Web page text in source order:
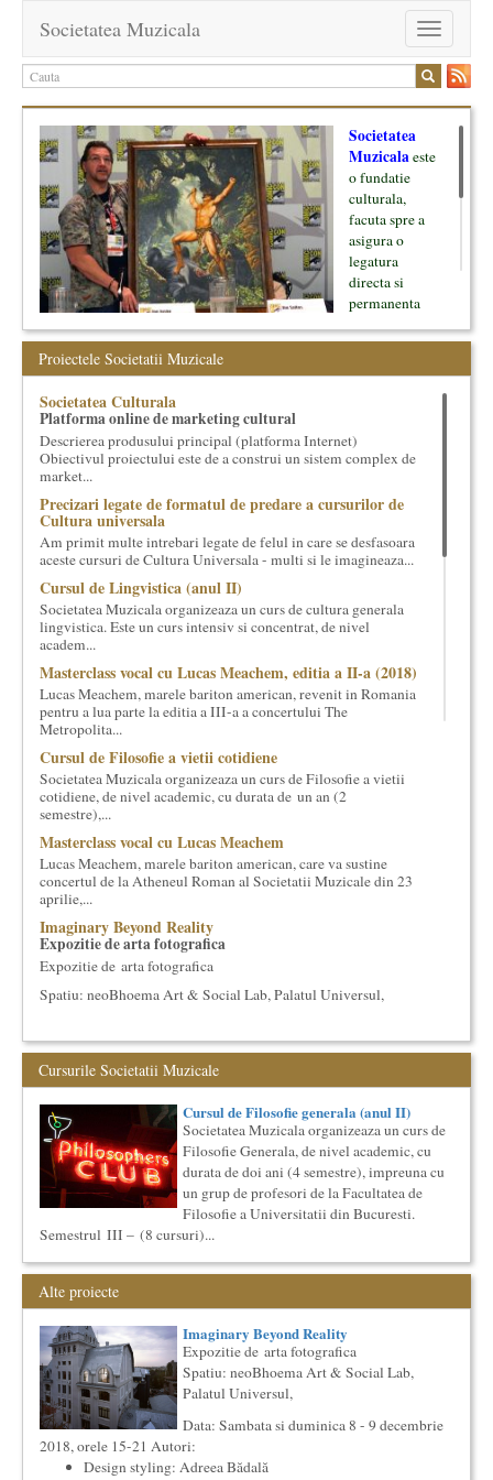
Toggle
navigation
Societatea Muzicala
Societatea
Muzicalaeste
o fundatie
culturala,
facuta spre a
asigura o
legatura
directa si
permanenta
oamenii ei, pe
inceput cu muzica clasica - si de aici numele -, insa acum
dezvoltam proiecte si in alte domenii ale culturii.
Facem management cultural, dezvoltam si administram proiecte
cultural si consultanta. Organizam concursuri, concerte si
evenimente culturale, private sau publice, tinem cursuri de
cultura generala muzicala, teatrala, filosofica si de alte feluri.
Cuvinte in plus despre proiect, despre cei care il administreaza si
cei care il finantateaza sunt in rubricile de mai jos.
Proiectele Societatii Muzicale
Societatea Culturala
Platforma online de marketing cultural
Descrierea produsului principal (platforma Internet)
Obiectivul proiectului este de a construi un sistem complex de
market...
Precizari legate de formatul de predare a cursurilor de
Cultura universala
Am primit multe intrebari legate de felul in care se desfasoara
aceste cursuri de Cultura Universala - multi si le imagineaza...
Cursul de Lingvistica (anul II)
Societatea Muzicala organizeaza un curs de cultura generala
lingvistica. Este un curs intensiv si concentrat, de nivel
academ...
Masterclass vocal cu Lucas Meachem, editia a II-a (2018)
Lucas Meachem, marele bariton american, revenit in Romania
pentru a lua parte la editia a III-a a concertului The
Metropolita...
Cursul de Filosofie a vietii cotidiene
Societatea Muzicala organizeaza un curs de Filosofie a vietii
cotidiene, de nivel academic, cu durata de un an (2
semestre),...
Masterclass vocal cu Lucas Meachem
Lucas Meachem, marele bariton american, care va sustine
concertul de la Atheneul Roman al Societatii Muzicale din 23
aprilie,...
Imaginary Beyond Reality
Expozitie de arta fotografica
Expozitie de arta fotografica
Spatiu: neoBhoema Art & Social Lab, Palatul Universul,
Cursul de Sociologie
Societatea Muzicala organizeaza un curs de Sociologie, in
parteneriat cu Facultatea de Sociologie si Asistenta Sociala a
Univ...
Ziua Internationala a Subtitrarii
Editia I
Ziua Internationala a Subtitrarii - Editia I Universitatea din
Bucuresti, Sala James Joyce [sala MTTLC] Str. Pitar Mos nr. ...
Cursul de Arta universala: Marile capodopere
Societatea Muzicala organizeaza un curs de arta universala:
"Marile capodopere ale umanitatii". Este un curs intensiv si
con...
Cursul de Cinematografie universala (anul I)
Societatea Muzicala organizeaza un curs de cultura generala
cinematografica. Este un curs concentrat si intensiv, de nivel
ac...
Cursul de Literatura universala: Marile texte literare ale
umanitatii
Societatea Muzicala organizeaza un curs de literatura
universala: „Marile texte si marile batalii culturale”. Este un
Cursurile Societatii Muzicale
Cursul de Filosofie generala (anul II)
Societatea Muzicala organizeaza un curs de
Filosofie Generala, de nivel academic, cu
durata de doi ani (4 semestre), impreuna cu
un grup de profesori de la Facultatea de
Filosofie a Universitatii din Bucuresti.
Semestrul III – (8 cursuri)...
Alte proiecte
Imaginary Beyond Reality
Expozitie de arta fotografica
Spatiu: neoBhoema Art & Social Lab,
Palatul Universul,
Data: Sambata si duminica 8 - 9 decembrie
2018, orele 15-21 Autori:
Design styling: Adreea Bădală